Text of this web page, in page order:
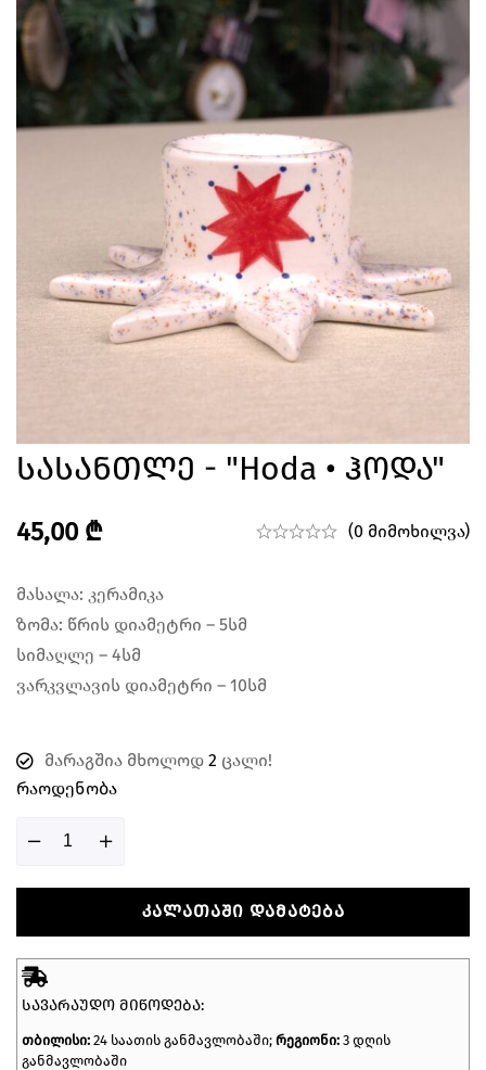
Სასანთლე - "Hoda • Ჰოდა"
45,00 ₾ (0 მიმოხილვა)
მასალა: კერამიკა
ზომა: წრის დიამეტრი – 5სმ
სიმაღლე – 4სმ
ვარკვლავის დიამეტრი – 10სმ
მარაგშია მხოლოდ 2 ცალი!
Რაოდენობა
ᲙᲐᲚᲐᲗᲐᲨᲘ ᲓᲐᲛᲐᲢᲔᲑᲐ
ᲡᲐᲕᲐᲠᲐᲣᲓᲝ ᲛᲘᲬᲝᲓᲔᲑᲐ:
თბილისი: 24 საათის განმავლობაში; რეგიონი: 3 დღის
განმავლობაში